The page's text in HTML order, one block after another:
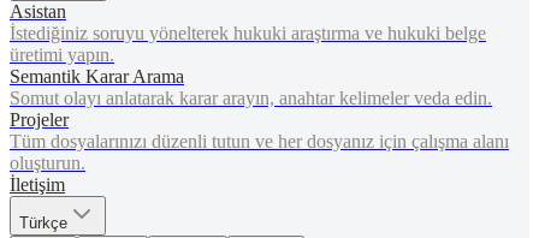
Asistan
İstediğiniz soruyu yönelterek hukuki araştırma ve hukuki belge
üretimi yapın.
Semantik Karar Arama
Somut olayı anlatarak karar arayın, anahtar kelimeler veda edin.
Projeler
Tüm dosyalarınızı düzenli tutun ve her dosyanız için çalışma alanı
oluşturun.
İletişim
Türkçe